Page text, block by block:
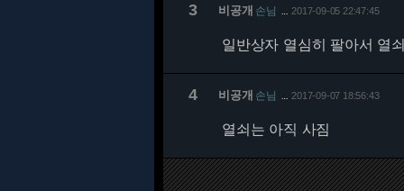
3 비공개 손님 2017-09-05 22:47:45
일반상자 열심히 팔아서 열
4 비공개 손님 2017-09-07 18:56:43
열쇠는 아직 사짐